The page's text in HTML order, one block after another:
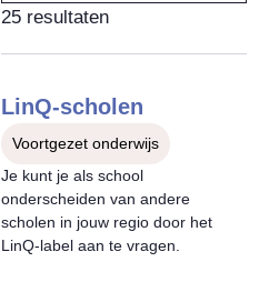
25 resultaten
LinQ-scholen
Voortgezet onderwijs
Je kunt je als school
onderscheiden van andere
scholen in jouw regio door het
LinQ-label aan te vragen.